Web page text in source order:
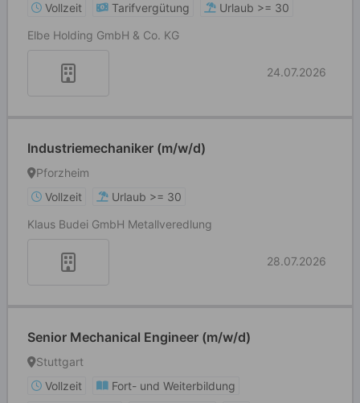
Vollzeit
Tarifvergütung
Urlaub >= 30
Elbe Holding GmbH & Co. KG
24.07.2026
Industriemechaniker (m/w/d)
Pforzheim
Vollzeit
Urlaub >= 30
Klaus Budei GmbH Metallveredlung
28.07.2026
Senior Mechanical Engineer (m/w/d)
Stuttgart
Vollzeit
Fort- und Weiterbildung